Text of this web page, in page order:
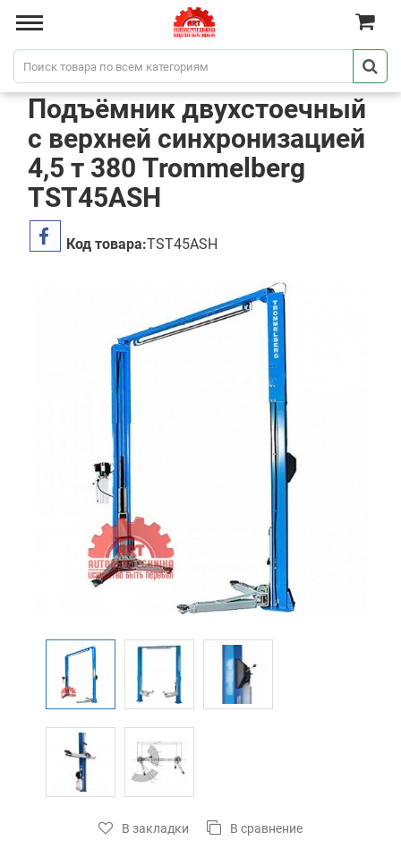
Подъёмник двухстоечный
с верхней синхронизацией
4,5 т 380 Trommelberg
TST45ASH
Код товара:TST45ASH
В закладки В сравнение